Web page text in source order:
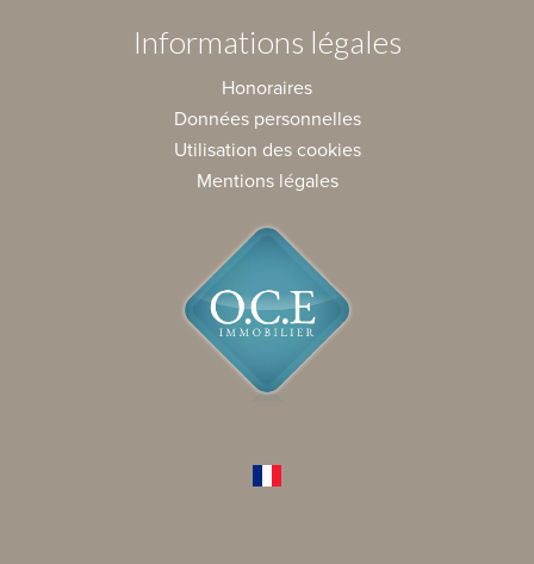
Informations légales
Honoraires
Données personnelles
Utilisation des cookies
Mentions légales